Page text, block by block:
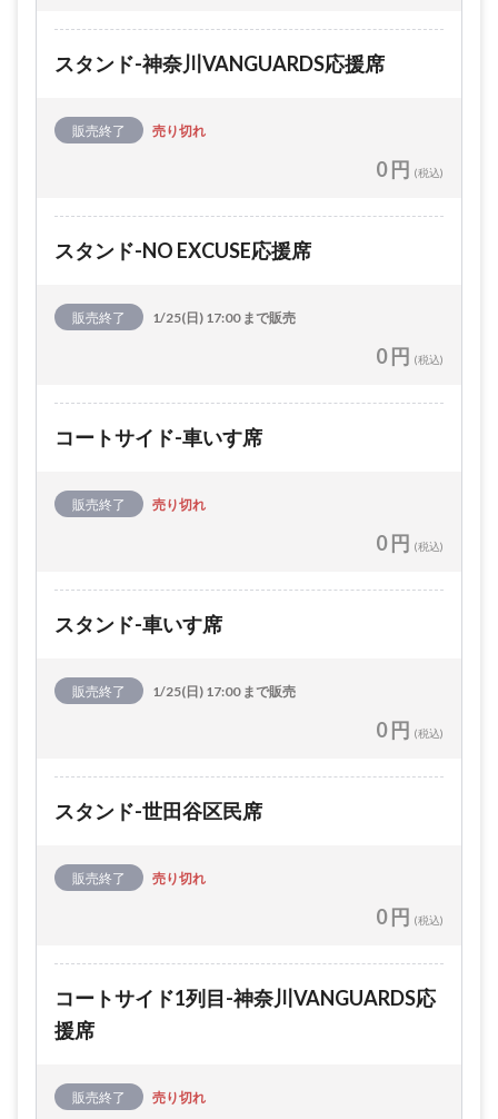
スタンド-神奈川VANGUARDS応援席
販売終了 売り切れ
0 円 (税込)
スタンド-NO EXCUSE応援席
販売終了 1/25(日) 17:00 まで販売
0 円 (税込)
コートサイド-車いす席
販売終了 売り切れ
0 円 (税込)
スタンド-車いす席
販売終了 1/25(日) 17:00 まで販売
0 円 (税込)
スタンド-世田谷区民席
販売終了 売り切れ
0 円 (税込)
コートサイド1列目-神奈川VANGUARDS応
援席
販売終了 売り切れ